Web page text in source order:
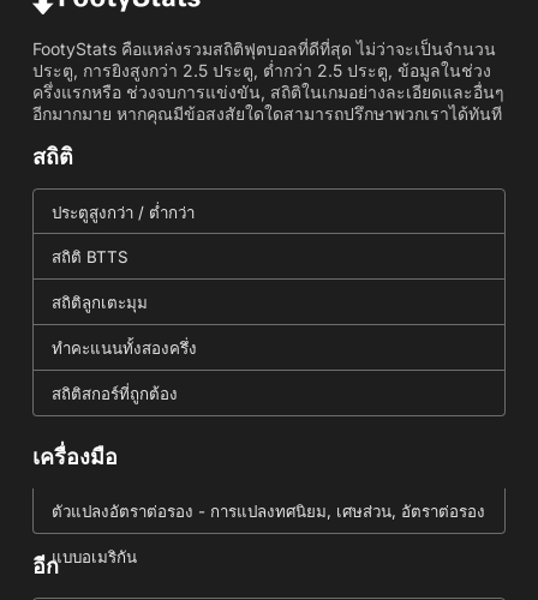
FootyStats คือแหล่งรวมสถิติฟุตบอลที่ดีที่สุด ไม่ว่าจะเป็นจำนวน
ประตู, การยิงสูงกว่า 2.5 ประตู, ต่ำกว่า 2.5 ประตู, ข้อมูลในช่วง
ครึ่งแรกหรือ ช่วงจบการแข่งขัน, สถิติในเกมอย่างละเอียดและอื่นๆ
อีกมากมาย หากคุณมีข้อสงสัยใดใดสามารถปรึกษาพวกเราได้ทันที
สถิติ
ประตูสูงกว่า / ต่ำกว่า
สถิติ BTTS
สถิติลูกเตะมุม
ทำคะแนนทั้งสองครึ่ง
สถิติสกอร์ที่ถูกต้อง
เครื่องมือ
ตัวแปลงอัตราต่อรอง - การแปลงทศนิยม, เศษส่วน, อัตราต่อรอง
แบบอเมริกัน
อีก